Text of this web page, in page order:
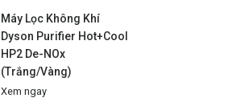
Máy Lọc Không Khí
Dyson Purifier Hot+Cool
HP2 De-NOx
(Trắng/Vàng)
Xem ngay